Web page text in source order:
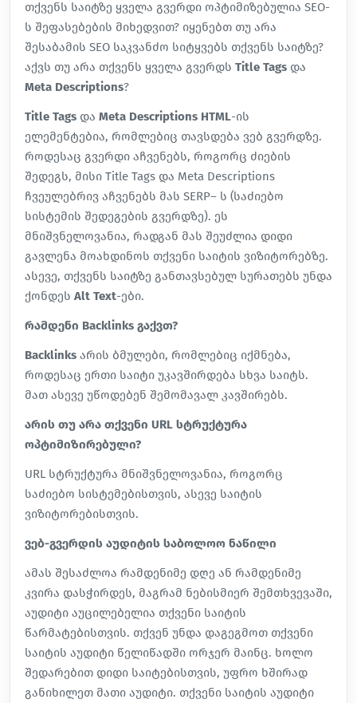
თქვენს საიტზე ყველა გვერდი ოპტიმიზებულია SEO-
ს შეფასებების მიხედვით? იყენებთ თუ არა
შესაბამის SEO საკვანძო სიტყვებს თქვენს საიტზე?
აქვს თუ არა თქვენს ყველა გვერდს Title Tags და
Meta Descriptions?
Title Tags და Meta Descriptions HTML-ის
ელემენტებია, რომლებიც თავსდება ვებ გვერდზე.
როდესაც გვერდი აჩვენებს, როგორც ძიების
შედეგს, მისი Title Tags და Meta Descriptions
ჩვეულებრივ აჩვენებს მას SERP– ს (საძიებო
სისტემის შედეგების გვერდზე). ეს
მნიშვნელოვანია, რადგან მას შეუძლია დიდი
გავლენა მოახდინოს თქვენი საიტის ვიზიტორებზე.
ასევე, თქვენს საიტზე განთავსებულ სურათებს უნდა
ქონდეს Alt Text-ები.
რამდენი Backlinks გაქვთ?
Backlinks არის ბმულები, რომლებიც იქმნება,
როდესაც ერთი საიტი უკავშირდება სხვა საიტს.
მათ ასევე უწოდებენ შემომავალ კავშირებს.
არის თუ არა თქვენი URL სტრუქტურა
ოპტიმიზირებული?
URL სტრუქტურა მნიშვნელოვანია, როგორც
საძიებო სისტემებისთვის, ასევე საიტის
ვიზიტორებისთვის.
ვებ-გვერდის აუდიტის საბოლოო ნაწილი
ამას შესაძლოა რამდენიმე დღე ან რამდენიმე
კვირა დასჭირდეს, მაგრამ ნებისმიერ შემთხვევაში,
აუდიტი აუცილებელია თქვენი საიტის
წარმატებისთვის. თქვენ უნდა დაგეგმოთ თქვენი
საიტის აუდიტი წელიწადში ორჯერ მაინც. ხოლო
შედარებით დიდი საიტებისთვის, უფრო ხშირად
განიხილეთ მათი აუდიტი. თქვენი საიტის აუდიტი